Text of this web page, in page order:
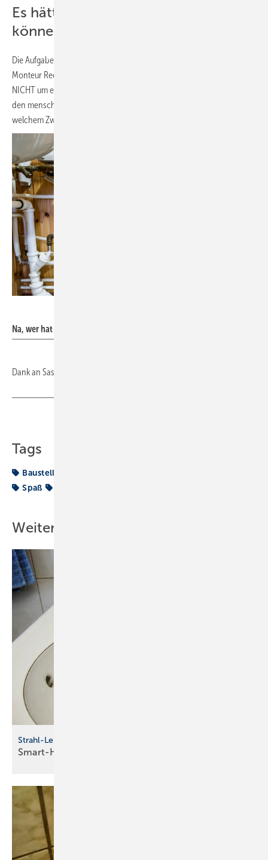
Es hätte etwas großartiges werden
können, doch leider…
Die Aufgabe dieser seltsamen Konstruktion bleibt auch für die SBZ
Monteur Redaktion im Nebel. Die Hoffnung besteht, dass es sich
NICHT um eine Anordnung handelt aus der dann noch Wasser für
den menschlichen Gebrauch entnommen wird. Rätseln Sie mit, zu
welchem Zweck dieses Ensemble dienen könnte?!
Na, wer hat den Durchblick?
Dank an Sasin Paraksa
Tags
Baustelle
Spaß
Weitere Inhalte
Strahl-Lenk-Systeme
Smart-Home-Pro